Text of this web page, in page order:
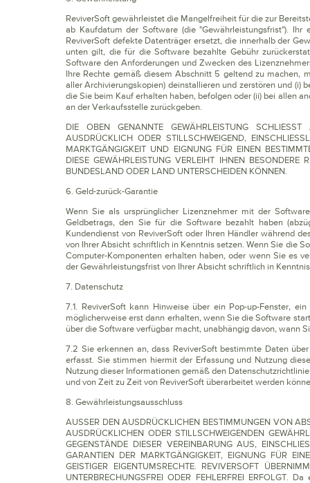
ReviverSoft gewährleistet die Mangelfreiheit für die zur
ab Kaufdatum der Software (die "Gewährleistungsfrist").
ReviverSoft defekte Datenträger ersetzt, die innerhalb der
unten gilt, die für die Software bezahlte Gebühr
Software den Anforderungen und Zwecken des
Ihre Rechte gemäß diesem Abschnitt 5 geltend zu machen,
aller Archivierungskopien) deinstallieren und zerstören und (i)
die Sie beim Kauf erhalten haben, befolgen oder (ii) bei allen
an der Verkaufsstelle zurückgeben.
DIE OBEN GENANNTE GEWÄHRLEISTUNG
AUSDRÜCKLICH ODER STILLSCHWEIGEND,
MARKTGÄNGIGKEIT UND EIGNUNG FÜR EINEN
DIESE GEWÄHRLEISTUNG VERLEIHT IHNEN
BUNDESLAND ODER LAND UNTERSCHEIDEN KÖNNEN.
6. Geld-zurück-Garantie
Wenn Sie als ursprünglicher Lizenznehmer mit der
Geldbetrags, den Sie für die Software bezahlt haben
Kundendienst von ReviverSoft oder Ihren Händler während
von Ihrer Absicht schriftlich in Kenntnis setzen. Wenn Sie die
Computer-Komponenten erhalten haben, oder wenn Sie es
der Gewährleistungsfrist von Ihrer Absicht schriftlich in
7. Datenschutz
7.1. ReviverSoft kann Hinweise über ein Pop-up-Fenster,
möglicherweise erst dann erhalten, wenn Sie die Software
über die Software verfügbar macht, unabhängig davon, wann
7.2 Sie erkennen an, dass ReviverSoft bestimmte Daten
erfasst. Sie stimmen hiermit der Erfassung und Nutzung
Nutzung dieser Informationen gemäß den
und von Zeit zu Zeit von ReviverSoft überarbeitet werden
8. Gewährleistungsausschluss
AUSSER DEN AUSDRÜCKLICHEN BESTIMMUNGEN VON
AUSDRÜCKLICHEN ODER STILLSCHWEIGENDEN
GEGENSTÄNDE DIESER VEREINBARUNG AUS,
GARANTIEN DER MARKTGÄNGIGKEIT, EIGNUNG FÜR
GEISTIGER EIGENTUMSRECHTE. REVIVERSOFT
UNTERBRECHUNGSFREI ODER FEHLERFREI